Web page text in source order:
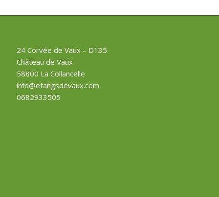
24 Corvée de Vaux – D135
Château de Vaux
58800 La Collancelle
info@etangsdevaux.com
0682933505